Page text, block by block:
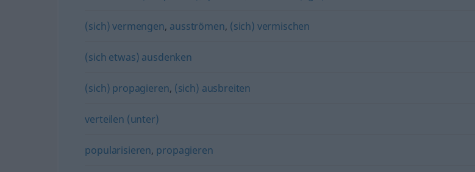
(sich) vermengen, ausströmen, (sich) vermischen
(sich etwas) ausdenken
(sich) propagieren, (sich) ausbreiten
verteilen (unter)
popularisieren, propagieren